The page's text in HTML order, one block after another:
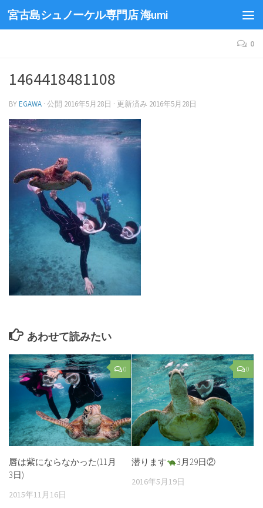
宮古島シュノーケル専門店 海umi
0
1464418481108
BYEGAWA · 公開 2016年5月28日 · 更新済み 2016年5月28日
あわせて読みたい
0
唇は紫にならなかった(11月
3日)
2015年11月16日
0
潜ります 3月29日②
2016年5月19日